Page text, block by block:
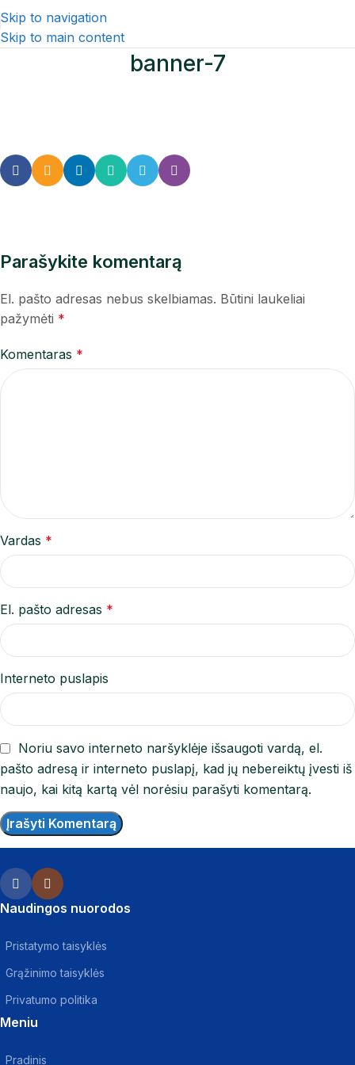
Skip to navigation
Skip to main content
banner-7
Parašykite komentarą
El. pašto adresas nebus skelbiamas. Būtini laukeliai
pažymėti *
Komentaras *
Vardas *
El. pašto adresas *
Interneto puslapis
Noriu savo interneto naršyklėje išsaugoti vardą, el.
pašto adresą ir interneto puslapį, kad jų nebereiktų įvesti iš
naujo, kai kitą kartą vėl norėsiu parašyti komentarą.
Naudingos nuorodos
Pristatymo taisyklės
Grąžinimo taisyklės
Privatumo politika
Meniu
Pradinis